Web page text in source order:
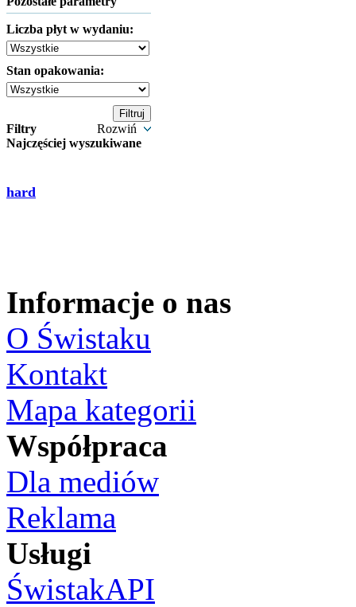
Liczba płyt w wydaniu:
Stan opakowania:
Filtry
Rozwiń
Najczęściej wyszukiwane
hard
Informacje o nas
O Świstaku
Kontakt
Mapa kategorii
Współpraca
Dla mediów
Reklama
Usługi
ŚwistakAPI